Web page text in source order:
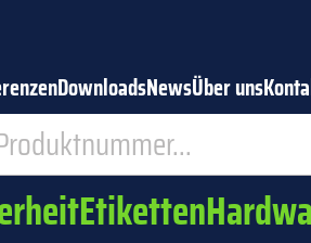
DownloadsNewsÜber uns
Etiketten